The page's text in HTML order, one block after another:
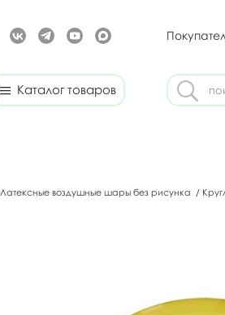
Каталог товаров
Латексные воздушные шары без рисунка /